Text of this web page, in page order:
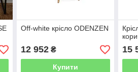
Off-white крісло ODENZEN
12 952₴
Купити
15